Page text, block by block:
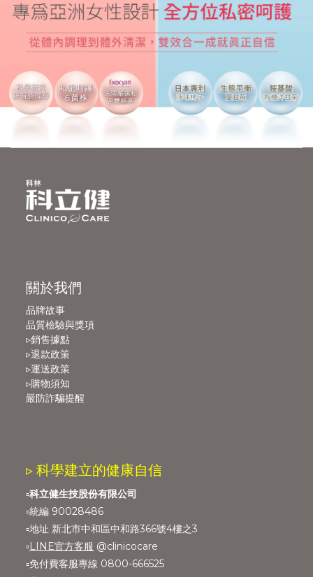
關於我們
品牌故事
品質檢驗與獎項
▹銷售據點
▹退款政策
▹運送政策
▹購物須知
嚴防詐騙提醒
▹ 科學建立的健康自信
▫️科立健生技股份有限公司
▫️統編 90028486
▫️地址 新北市中和區中和路366號4樓之3
▫️LINE官方客服 @clinicocare
▫️免付費客服專線 0800-666525